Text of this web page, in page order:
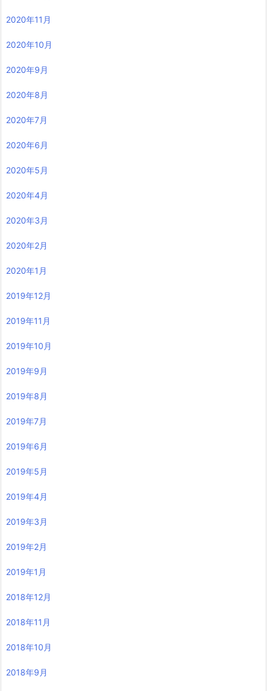
2020年11月
2020年10月
2020年9月
2020年8月
2020年7月
2020年6月
2020年5月
2020年4月
2020年3月
2020年2月
2020年1月
2019年12月
2019年11月
2019年10月
2019年9月
2019年8月
2019年7月
2019年6月
2019年5月
2019年4月
2019年3月
2019年2月
2019年1月
2018年12月
2018年11月
2018年10月
2018年9月